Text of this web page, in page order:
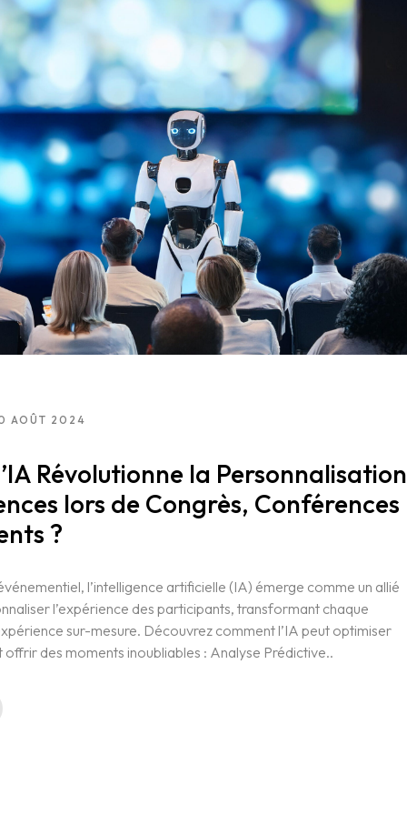
AOÛT 2024
Révolutionne la Personnalisation
lors de Congrès, Conférences
?
l’intelligence artificielle (IA) émerge comme un allié
l’expérience des participants, transformant chaque
sur-mesure. Découvrez comment l’IA peut optimiser
offrir des moments inoubliables : Analyse Prédictive..